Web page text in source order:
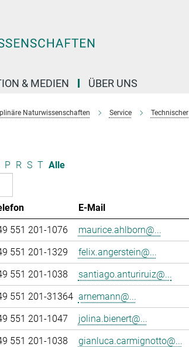
& MEDIEN ÜBER UNS
Naturwissenschaften Service
P R S T Alle
E-Mail
551 201-1076
maurice.ahlborn@...
551 201-1329
felix.angerstein@...
551 201-1038
santiago.anturiruiz@...
551 201-31364 arnemann@...
551 201-1047
jolina.bienert@...
551 201-1038
gianluca.carmignotto@...